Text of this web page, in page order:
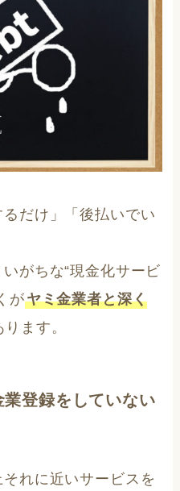
るだけ」「後払いでい
がちな“現金化サービ
がヤミ金業者と深く
ます。
登録をしていない
れに近いサービスを